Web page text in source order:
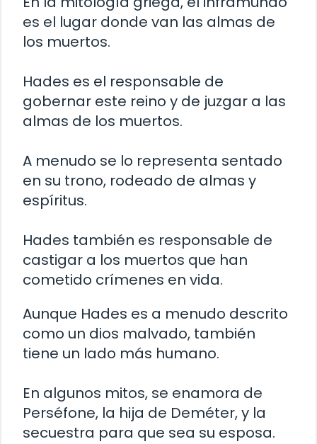
es el lugar donde van las almas de
los muertos.
Hades es el responsable de
gobernar este reino y de juzgar a las
almas de los muertos.
A menudo se lo representa sentado
en su trono, rodeado de almas y
espíritus.
Hades también es responsable de
castigar a los muertos que han
cometido crímenes en vida.
Aunque Hades es a menudo descrito
como un dios malvado, también
tiene un lado más humano.
En algunos mitos, se enamora de
Perséfone, la hija de Deméter, y la
secuestra para que sea su esposa.